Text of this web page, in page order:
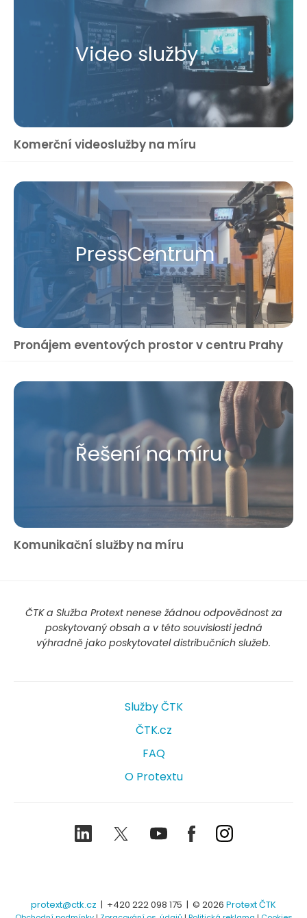
Video služby
Komerční videoslužby na míru
Press​Centrum
Pronájem eventových prostor v centru Prahy
Řešení na míru
Komunikační služby na míru
ČTK a Služba Protext nenese žádnou odpovědnost za
poskytovaný obsah a v této souvislosti jedná
výhradně jako poskytovatel distribučních služeb.
Služby ČTK
ČTK.cz
FAQ
O Protextu
LinkedIn TwitterYoutubeFacebookInstagram
protext@ctk.cz | +420 222 098 175 | © 2026 Protext ČTK